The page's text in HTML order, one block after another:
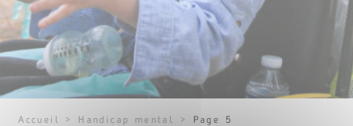
Accueil > Handicap mental > Page 5